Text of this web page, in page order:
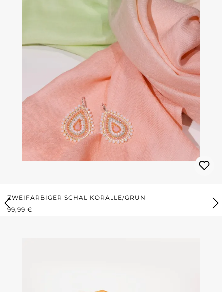
ZWEIFARBIGER SCHAL KORALLE/GRÜN
REGULÄRER PREIS:
99,99 €